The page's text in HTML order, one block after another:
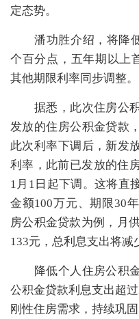
定态势。
潘功胜介绍，将降低
个百分点，五年期以上
其他期限利率同步调整。
据悉，此次住房公积
发放的住房公积金贷款
此次利率下调后，新发
利率，此前已发放的住
1月1日起下调。这将直
金额100万元、期限30
房公积金贷款为例，月
133元，总利息支出将减
降低个人住房公积金
公积金贷款利息支出超
刚性住房需求，持续巩